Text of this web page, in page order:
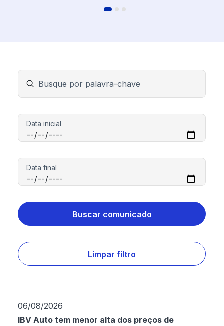
Buscar comunicado
Limpar filtro
06/08/2026
IBV Auto tem menor alta dos preços de